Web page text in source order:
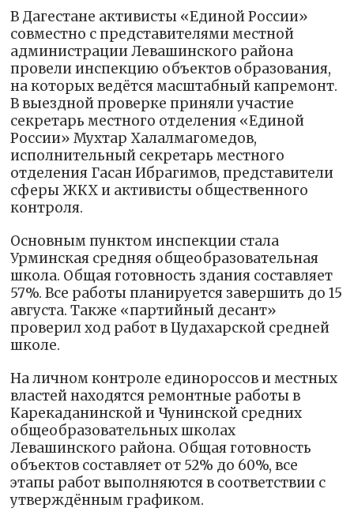
В Дагестане активисты «Единой России»
совместно с представителями местной
администрации Левашинского района
провели инспекцию объектов образования,
на которых ведётся масштабный капремонт.
В выездной проверке приняли участие
секретарь местного отделения «Единой
России» Мухтар Халалмагомедов,
исполнительный секретарь местного
отделения Гасан Ибрагимов, представители
сферы ЖКХ и активисты общественного
контроля.
Основным пунктом инспекции стала
Урминская средняя общеобразовательная
школа. Общая готовность здания составляет
57%. Все работы планируется завершить до 15
августа. Также «партийный десант»
проверил ход работ в Цудахарской средней
школе.
На личном контроле единороссов и местных
властей находятся ремонтные работы в
Карекаданинской и Чунинской средних
общеобразовательных школах
Левашинского района. Общая готовность
объектов составляет от 52% до 60%, все
этапы работ выполняются в соответствии с
утверждённым графиком.